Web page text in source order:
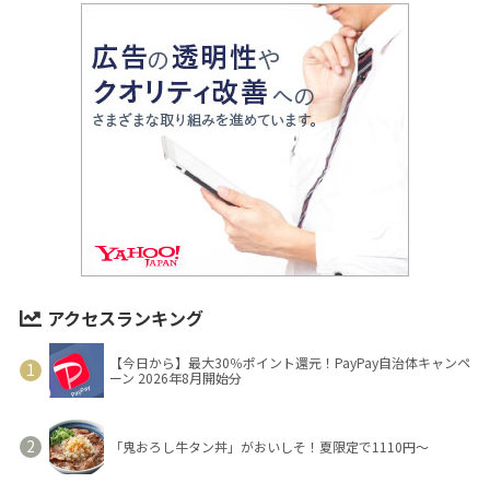
アクセスランキング
【今日から】最大30％ポイント還元！PayPay自治体キャンペ
ーン 2026年8月開始分
「鬼おろし牛タン丼」がおいしそ！夏限定で1110円～